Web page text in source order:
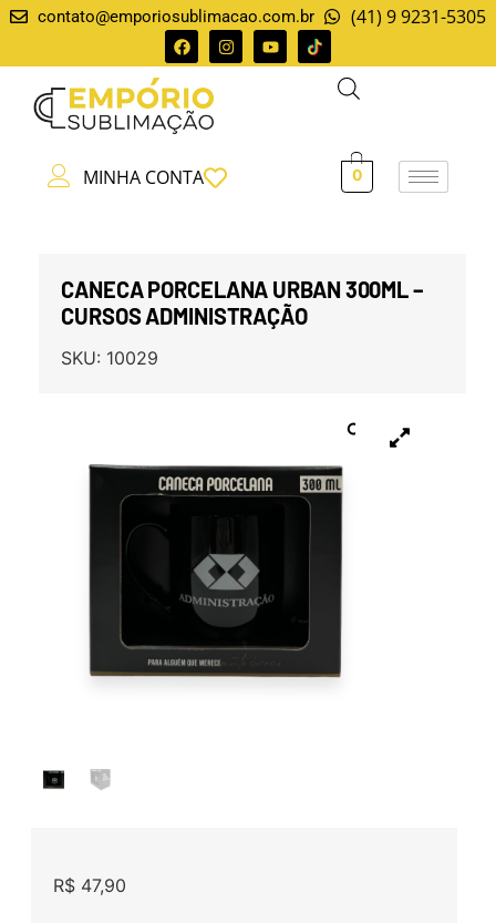
contato@emporiosublimacao.com.br (41) 9 9231-5305
MINHA CONTA 0
CANECA PORCELANA URBAN 300ML –
CURSOS ADMINISTRAÇÃO
SKU: 10029
R$47,90